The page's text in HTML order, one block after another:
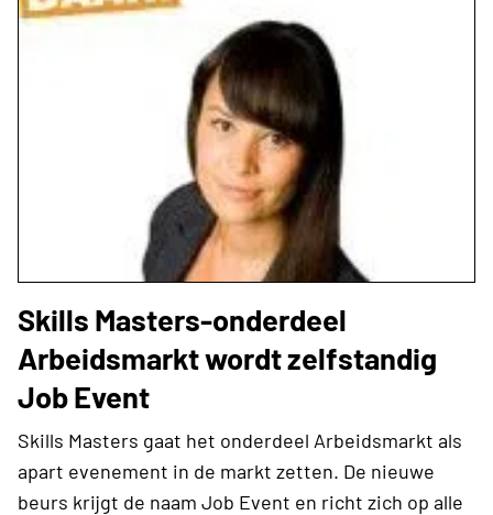
Skills Masters-onderdeel
Arbeidsmarkt wordt zelfstandig
Job Event
Skills Masters gaat het onderdeel Arbeidsmarkt als
apart evenement in de markt zetten. De nieuwe
beurs krijgt de naam Job Event en richt zich op alle